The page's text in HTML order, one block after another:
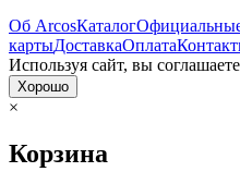
Об ArcosКаталог
картыДоставкаОплата
Используя сайт, вы
Хорошо
×
Корзина